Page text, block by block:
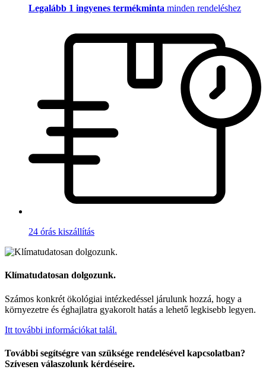
Legalább 1 ingyenes termékminta minden rendeléshez
24 órás kiszállítás
Klímatudatosan dolgozunk.
Számos konkrét ökológiai intézkedéssel járulunk hozzá, hogy a
környezetre és éghajlatra gyakorolt hatás a lehető legkisebb legyen.
Itt további információkat talál.
További segítségre van szüksége rendelésével kapcsolatban?
Szívesen válaszolunk kérdéseire.